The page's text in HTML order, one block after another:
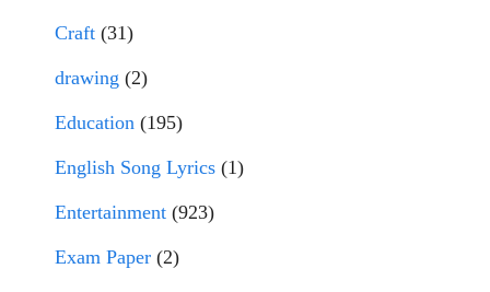
Craft (31)
drawing (2)
Education (195)
English Song Lyrics (1)
Entertainment (923)
Exam Paper (2)